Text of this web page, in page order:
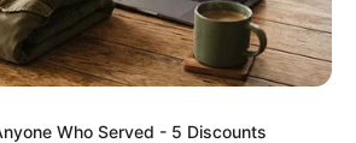
Next Month Your Electric Bill
$14
Who Served - 5 Discounts